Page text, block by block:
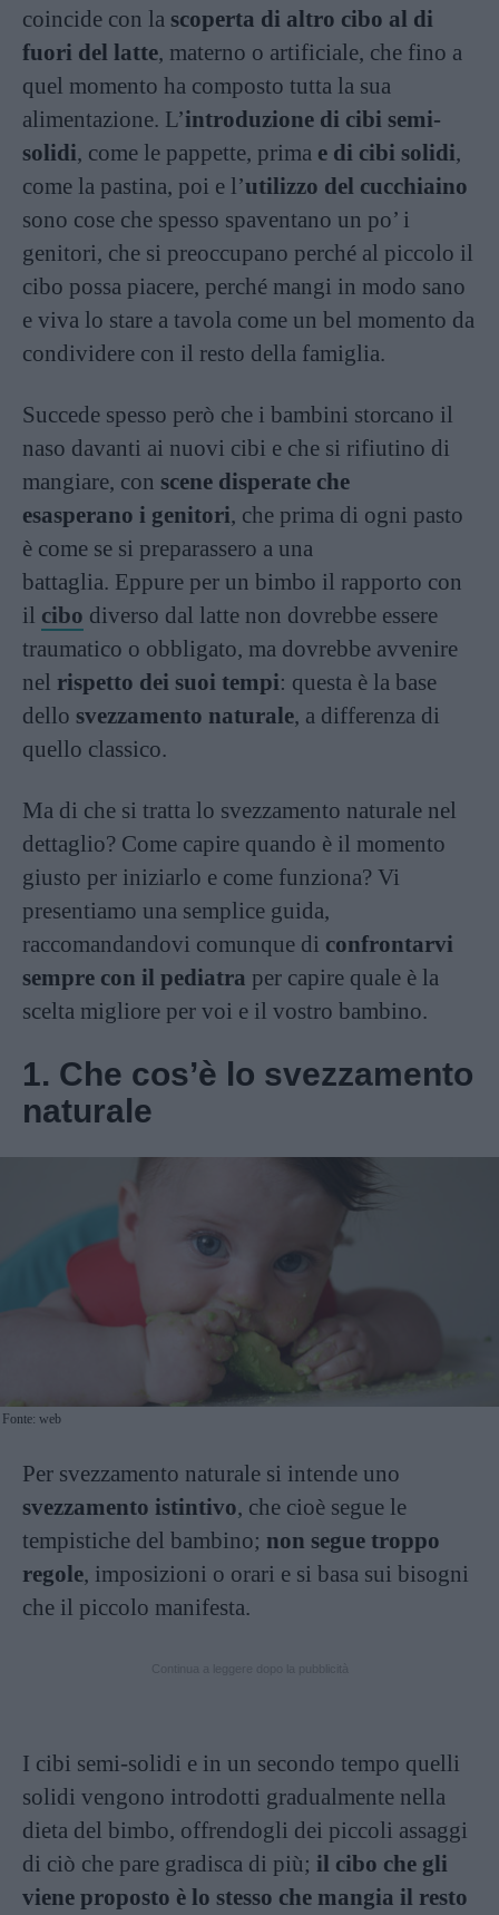
coincide con la scoperta di altro cibo al di
fuori del latte, materno o artificiale, che fino a
quel momento ha composto tutta la sua
alimentazione. L’introduzione di cibi semi-
solidi, come le pappette, prima e di cibi solidi,
come la pastina, poi e l’utilizzo del cucchiaino
sono cose che spesso spaventano un po’ i
genitori, che si preoccupano perché al piccolo il
cibo possa piacere, perché mangi in modo sano
e viva lo stare a tavola come un bel momento da
condividere con il resto della famiglia.
Succede spesso però che i bambini storcano il
naso davanti ai nuovi cibi e che si rifiutino di
mangiare, con scene disperate che
esasperano i genitori, che prima di ogni pasto
è come se si preparassero a una
battaglia. Eppure per un bimbo il rapporto con
il cibo diverso dal latte non dovrebbe essere
traumatico o obbligato, ma dovrebbe avvenire
nel rispetto dei suoi tempi: questa è la base
dello svezzamento naturale, a differenza di
quello classico.
Ma di che si tratta lo svezzamento naturale nel
dettaglio? Come capire quando è il momento
giusto per iniziarlo e come funziona? Vi
presentiamo una semplice guida,
raccomandandovi comunque di confrontarvi
sempre con il pediatra per capire quale è la
scelta migliore per voi e il vostro bambino.
1. Che cos’è lo svezzamento
naturale
Fonte: web
Per svezzamento naturale si intende uno
svezzamento istintivo, che cioè segue le
tempistiche del bambino; non segue troppo
regole, imposizioni o orari e si basa sui bisogni
che il piccolo manifesta.
I cibi semi-solidi e in un secondo tempo quelli
solidi vengono introdotti gradualmente nella
dieta del bimbo, offrendogli dei piccoli assaggi
di ciò che pare gradisca di più; il cibo che gli
viene proposto è lo stesso che mangia il resto